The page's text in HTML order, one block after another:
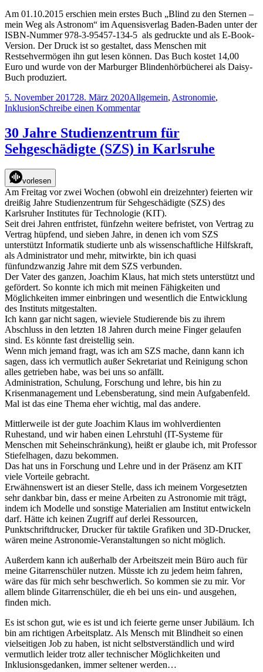
Am 01.10.2015 erschien mein erstes Buch „Blind zu den Sternen –
mein Weg als Astronom“ im Aquensisverlag Baden-Baden unter der
ISBN-Nummer 978-3-95457-134-5 als gedruckte und als E-Book-
Version. Der Druck ist so gestaltet, dass Menschen mit
Restsehvermögen ihn gut lesen können. Das Buch kostet 14,00
Euro und wurde von der Marburger Blindenhörbücherei als Daisy-
Buch produziert.
Veröffentlicht
am
5. November 201728. März 2020Kategorien
Allgemein, Astronomie,
InklusionSchreibe einen Kommentarzu
ich
als
30 Jahre Studienzentrum für
Sehgeschädigte (SZS) in Karlsruhe
vorlesen
Am Freitag vor zwei Wochen (obwohl ein dreizehnter) feierten wir
dreißig Jahre Studienzentrum für Sehgeschädigte (SZS) des
Karlsruher Institutes für Technologie (KIT).
Seit drei Jahren entfristet, fünfzehn weitere befristet, von Vertrag zu
Vertrag hüpfend, und sieben Jahre, in denen ich vom SZS
unterstützt Informatik studierte unb als wissenschaftliche Hilfskraft,
als Administrator und mehr, mitwirkte, bin ich quasi
fünfundzwanzig Jahre mit dem SZS verbunden.
Der Vater des ganzen, Joachim Klaus, hat mich stets unterstützt und
gefördert. So konnte ich mich mit meinen Fähigkeiten und
Möglichkeiten immer einbringen und wesentlich die Entwicklung
des Instituts mitgestalten.
Ich kann gar nicht sagen, wieviele Studierende bis zu ihrem
Abschluss in den letzten 18 Jahren durch meine Finger gelaufen
sind. Es könnte fast dreistellig sein.
Wenn mich jemand fragt, was ich am SZS mache, dann kann ich
sagen, dass ich vermutlich außer Sekretariat und Reinigung schon
alles getrieben habe, was bei uns so anfällt.
Administration, Schulung, Forschung und lehre, bis hin zu
Krisenmanagement und Lebensberatung, sind mein Aufgabenfeld.
Mal ist das eine Thema eher wichtig, mal das andere.
Mittlerweile ist der gute Joachim Klaus im wohlverdienten
Ruhestand, und wir haben einen Lehrstuhl (IT-Systeme für
Menschen mit Seheinschränkung), heißt er glaube ich, mit Professor
Stiefelhagen, dazu bekommen.
Das hat uns in Forschung und Lehre und in der Präsenz am KIT
viele Vorteile gebracht.
Erwähnenswert ist an dieser Stelle, dass ich meinem Vorgesetzten
sehr dankbar bin, dass er meine Arbeiten zu Astronomie mit trägt,
indem ich Modelle und sonstige Materialien am Institut entwickeln
darf. Hätte ich keinen Zugriff auf derlei Ressourcen,
Punktschriftdrucker, Drucker für taktile Grafiken und 3D-Drucker,
wären meine Astronomie-Veranstaltungen so nicht möglich.
Außerdem kann ich außerhalb der Arbeitszeit mein Büro auch für
meine Gitarrenschüler nutzen. Müsste ich zu jedem heim fahren,
wäre das für mich sehr beschwerlich. So kommen sie zu mir. Vor
allem blinde Gitarrenschüler, die eh bei uns ein- und ausgehen,
finden mich.
Es ist schon gut, wie es ist und ich feierte gerne unser Jubiläum. Ich
bin am richtigen Arbeitsplatz. Als Mensch mit Blindheit so einen
vielseitigen Job zu haben, ist nicht selbstverständlich und wird
vermutlich leider trotz aller technischer Möglichkeiten und
Inklusionsgedanken, immer seltener werden…